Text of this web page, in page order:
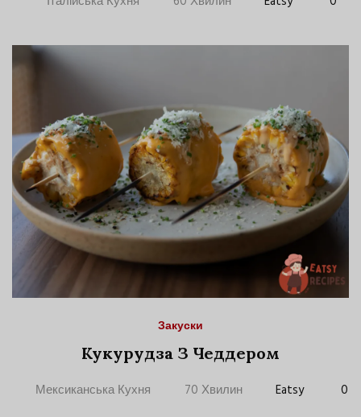
Закуски
Кукурудза З Чеддером
Мексиканська Кухня 70 Хвилин Eatsy 0